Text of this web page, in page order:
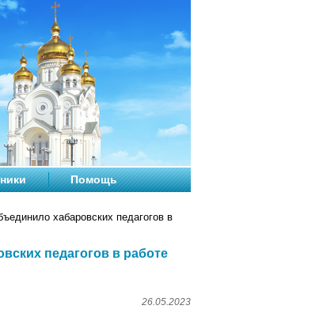
Помощь
хабаровских педагогов в
педагогов в работе
26.05.2023